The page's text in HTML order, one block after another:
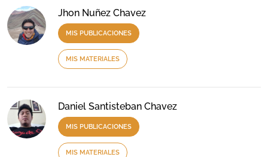
Jhon Nuñez Chavez
MIS PUBLICACIONES
MIS MATERIALES
Daniel Santisteban Chavez
MIS PUBLICACIONES
MIS MATERIALES